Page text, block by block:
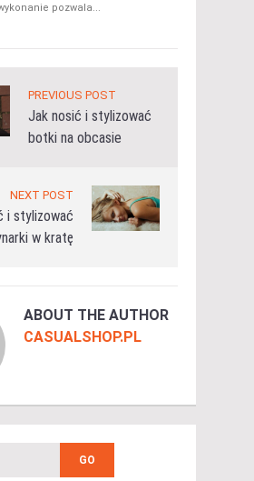
pozwala...
PREVIOUS POST
Jak nosić i stylizować
botki na obcasie
NEXT POST
i stylizować
w kratę
ABOUT THE AUTHOR
CASUALSHOP.PL